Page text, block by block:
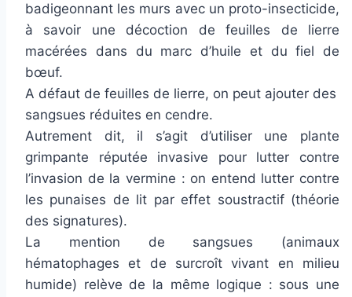
badigeonnant les murs avec un proto-insecticide,
à savoir une décoction de feuilles de lierre
macérées dans du marc d’huile et du fiel de
bœuf.
A défaut de feuilles de lierre, on peut ajouter des
sangsues réduites en cendre.
Autrement dit, il s’agit d’utiliser une plante
grimpante réputée invasive pour lutter contre
l’invasion de la vermine : on entend lutter contre
les punaises de lit par effet soustractif (théorie
des signatures).
La mention de sangsues (animaux
hématophages et de surcroît vivant en milieu
humide) relève de la même logique : sous une